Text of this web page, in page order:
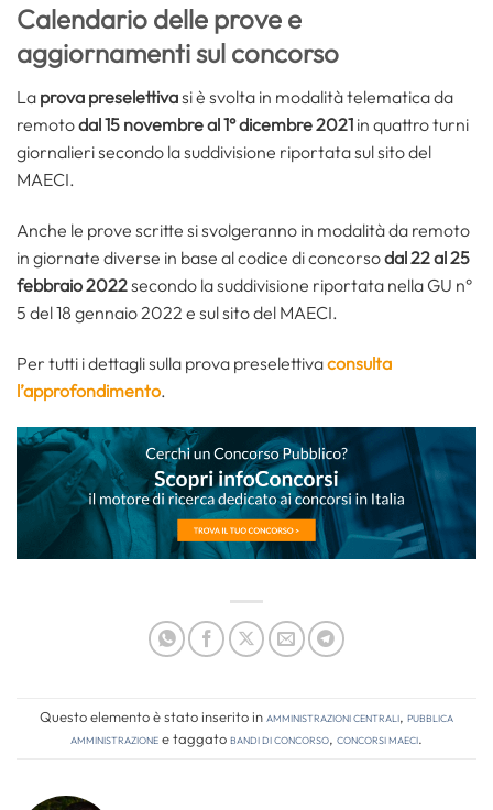
Calendario delle prove e
aggiornamenti sul concorso
La prova preselettivasi è svolta in modalità telematica da
remotodal 15 novembre al 1° dicembre 2021 in quattro turni
giornalieri secondo la suddivisione riportata sul sito del
MAECI.
Anche le prove scritte si svolgeranno in modalità da remoto
in giornate diverse in base al codice di concorsodal 22 al 25
febbraio 2022secondo la suddivisione riportata nella GU n°
5 del 18 gennaio 2022 e sul sito del MAECI.
Per tutti i dettagli sulla prova preselettivaconsulta
l’approfondimento.
Questo elemento è stato inserito inAmministrazioni Centrali, Pubblica
amministrazionee taggatobandi di concorso, concorsi MAECI.